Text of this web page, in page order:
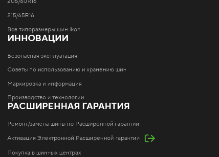
215/65R16
Все типоразмеры шин Ikon
ИННОВАЦИИ
Безопасная эксплуатация
Советы по использованию и хранению шин
Маркировка и информация
Производство и технологии
РАСШИРЕННАЯ ГАРАНТИЯ
Ремонт/замена шины по Расширенной гарантии
Активация Электронной Расширенной гарантии
Покупка в шинных центрах